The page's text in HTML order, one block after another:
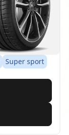
Super sport